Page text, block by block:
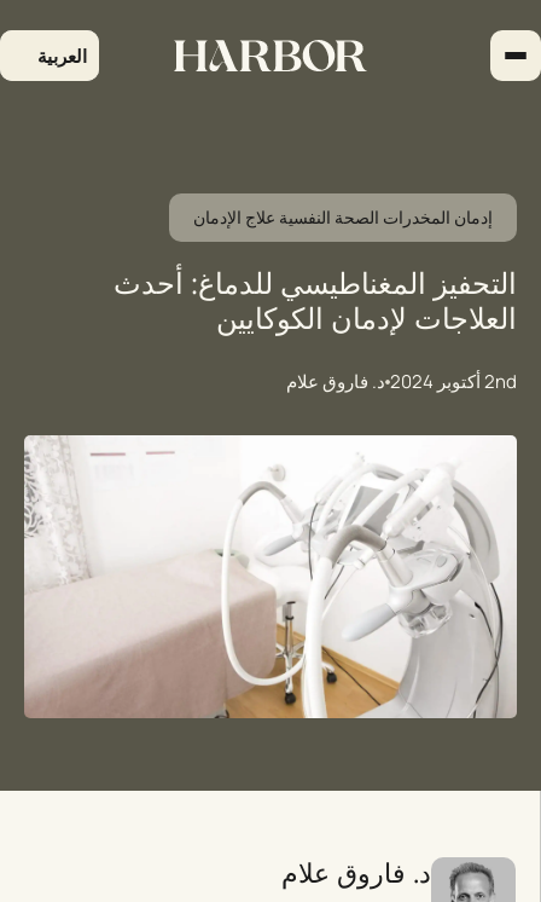
إلى
المحتوى
العربية
إدمان المخدرات الصحة النفسية علاج الإدمان
التحفيز المغناطيسي للدماغ: أحدث
العلاجات لإدمان الكوكايين
2nd أكتوبر 2024 د. فاروق علام
د. فاروق علام